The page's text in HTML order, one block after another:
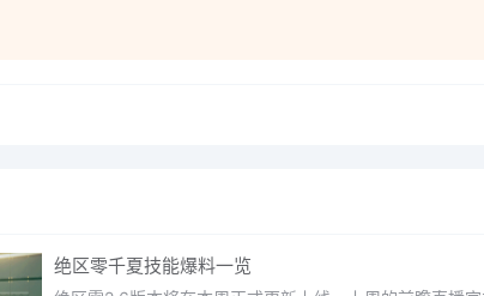
绝区零千夏技能爆料一览